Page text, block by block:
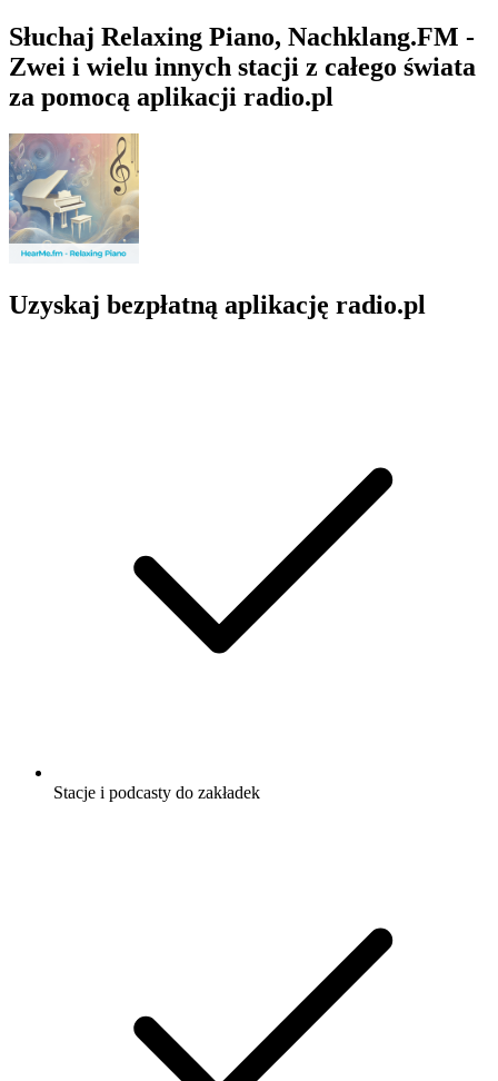
Słuchaj Relaxing Piano, Nachklang.FM -
Zwei i wielu innych stacji z całego świata
za pomocą aplikacji radio.pl
Uzyskaj bezpłatną aplikację radio.pl
Stacje i podcasty do zakładek